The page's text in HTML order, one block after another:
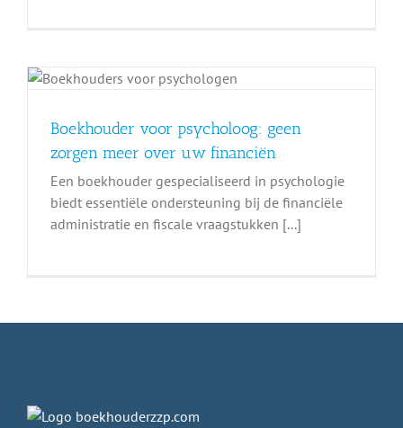
Boekhouder voor psycholoog: geen
zorgen meer over uw financiën
Een boekhouder gespecialiseerd in psychologie
biedt essentiële ondersteuning bij de financiële
administratie en fiscale vraagstukken [...]